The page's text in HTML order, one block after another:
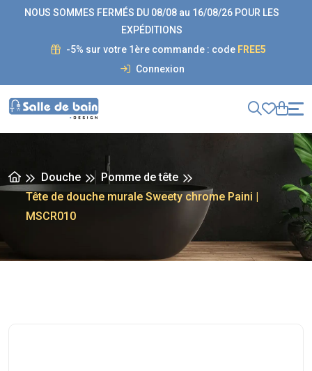
NOUS SOMMES FERMÉS DU 08/08 au 16/08/26 POUR LES
EXPÉDITIONS
-5% sur votre 1ère commande : code FREE5
Connexion
Douche
Pomme de tête
Tête de douche murale Sweety chrome Paini |
MSCR010